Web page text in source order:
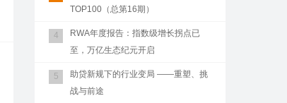
TOP100（总第16期）
4
RWA年度报告：指数级增长拐点已
至，万亿生态纪元开启
5
助贷新规下的行业变局 ——重塑、挑
战与前途